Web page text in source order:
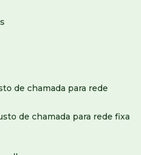
de chamada para rede
de chamada para rede fixa